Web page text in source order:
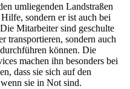
umliegenden Landstraßen
sondern er ist auch bei
Mitarbeiter sind geschulte
transportieren, sondern auch
können. Die
machen ihn besonders bei
dass sie sich auf den
sie in Not sind.